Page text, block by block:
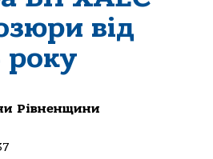
від
року
Рівненщини